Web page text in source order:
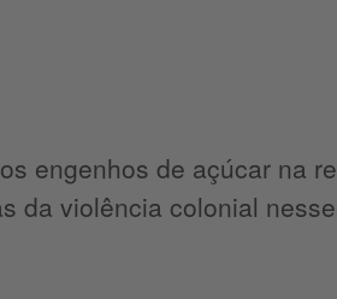
engenhos de açúcar na
da violência colonial